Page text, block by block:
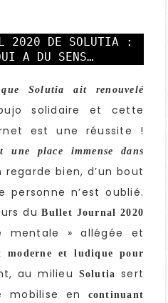
2020 DE SOLUTIA :
A DU SENS…
Solutia ait renouvelé
solidaire et cette
est une réussite !
une place immense dans
regarde bien, d’un bout
personne n’est oublié.
duBullet Journal 2020
mentale » allégée et
moderne et ludique
pour
au milieu Solutia sert
mobilise en
continuant